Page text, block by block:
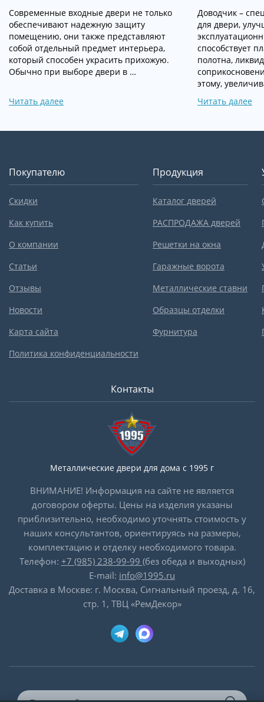
Современные входные двери не только
обеспечивают надежную защиту
помещению, они также представляют
собой отдельный предмет интерьера,
который способен украсить прихожую.
Обычно при выборе двери в …
Читать далее
Доводчик –
для двери,
способствует
полотна,
этому,
Читать далее
Покупателю
Скидки
Как купить
О компании
Статьи
Отзывы
Новости
Карта сайта
Политика конфиденциальности
Продукция
Каталог дверей
РАСПРОДАЖА дверей
Решетки на окна
Гаражные ворота
Металлические ставни
Образцы отделки
Фурнитура
Контакты
Металлические двери для дома с 1995 г
ВНИМАНИЕ! Информация на сайте не является
договором оферты. Цены на изделия указаны
приблизительно, необходимо уточнять стоимость у
наших консультантов, ориентируясь на размеры,
комплектацию и отделку необходимого товара.
Телефон: +7 (985) 238-99-99 (без обеда и выходных)
E-mail: info@1995.ru
Доставка в Москве: г. Москва, Сигнальный проезд, д. 16,
стр. 1, ТВЦ «РемДекор»